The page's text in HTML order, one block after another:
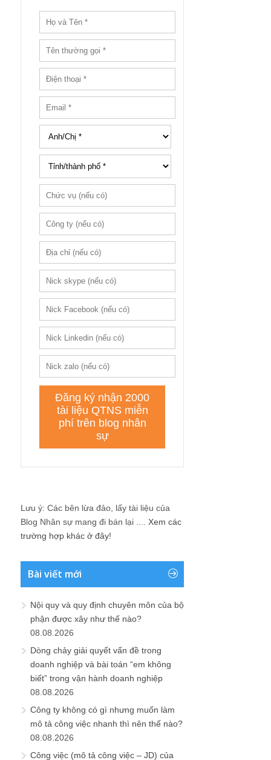
Lưu ý: Các bên lừa đảo, lấy tài liệu của
Blog Nhân sự mang đi bán lại .... Xem các
trường hợp khác ở đây!
Bài viết mới
Nội quy và quy định chuyên môn của bộ
phận được xây như thế nào?
08.08.2026
Dòng chảy giải quyết vấn đề trong
doanh nghiệp và bài toán “em không
biết” trong vận hành doanh nghiệp
08.08.2026
Công ty không có gì nhưng muốn làm
mô tả công việc nhanh thì nên thế nào?
08.08.2026
Công việc (mô tả công việc – JD) của